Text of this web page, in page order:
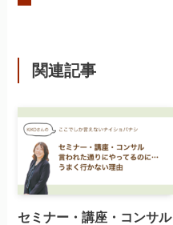
関連記事
セミナー・講座・コンサル